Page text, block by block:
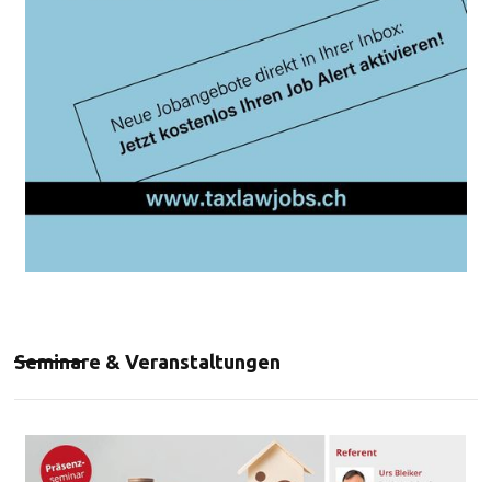
Seminare & Veranstaltungen